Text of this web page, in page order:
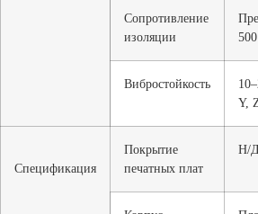
Сопротивление
изоляции
Вибростойкость
Y,
Спецификация
Покрытие
печатных плат
Н/Д